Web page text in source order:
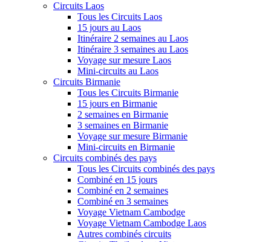
Circuits Laos
Tous les Circuits Laos
15 jours au Laos
Itinéraire 2 semaines au Laos
Itinéraire 3 semaines au Laos
Voyage sur mesure Laos
Mini-circuits au Laos
Circuits Birmanie
Tous les Circuits Birmanie
15 jours en Birmanie
2 semaines en Birmanie
3 semaines en Birmanie
Voyage sur mesure Birmanie
Mini-circuits en Birmanie
Circuits combinés des pays
Tous les Circuits combinés des pays
Combiné en 15 jours
Combiné en 2 semaines
Combiné en 3 semaines
Voyage Vietnam Cambodge
Voyage Vietnam Cambodge Laos
Autres combinés circuits